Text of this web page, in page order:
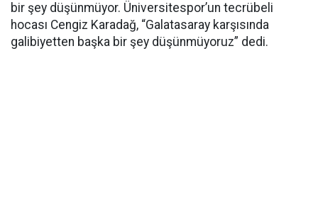
bir şey düşünmüyor. Üniversitespor’un tecrübeli
hocası Cengiz Karadağ, “Galatasaray karşısında
galibiyetten başka bir şey düşünmüyoruz” dedi.